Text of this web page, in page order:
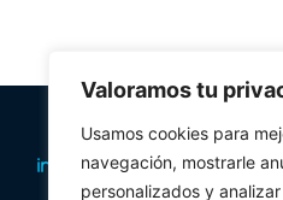
Valoramos tu
Usamos cookies para
navegación, mostrarle
personalizados y